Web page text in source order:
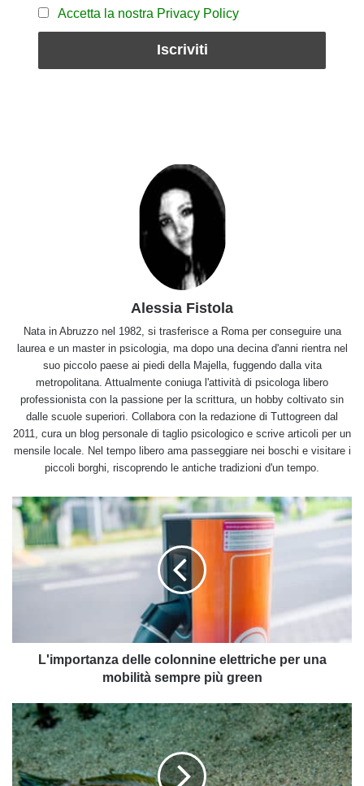
Accetta la nostra Privacy Policy
Alessia Fistola
Nata in Abruzzo nel 1982, si trasferisce a Roma per conseguire una
laurea e un master in psicologia, ma dopo una decina d'anni rientra nel
suo piccolo paese ai piedi della Majella, fuggendo dalla vita
metropolitana. Attualmente coniuga l'attività di psicologa libero
professionista con la passione per la scrittura, un hobby coltivato sin
dalle scuole superiori. Collabora con la redazione di Tuttogreen dal
2011, cura un blog personale di taglio psicologico e scrive articoli per un
mensile locale. Nel tempo libero ama passeggiare nei boschi e visitare i
piccoli borghi, riscoprendo le antiche tradizioni d'un tempo.
L'importanza
delle
colonnine
elettriche
più
L'importanza delle colonnine elettriche per una
mobilità sempre più green
Ecco
cosa
fare
in
caso